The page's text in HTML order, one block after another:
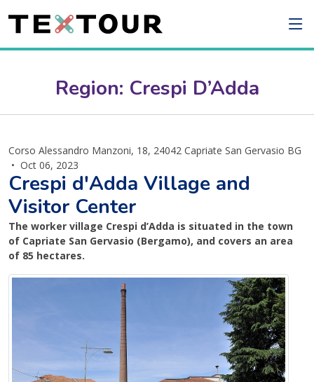
Region: Crespi D’Adda
Corso Alessandro Manzoni, 18, 24042 Capriate San Gervasio BG
• Oct 06, 2023
Crespi d'Adda Village and
Visitor Center
The worker village Crespi d’Adda is situated in the town
of Capriate San Gervasio (Bergamo), and covers an area
of 85 hectares.